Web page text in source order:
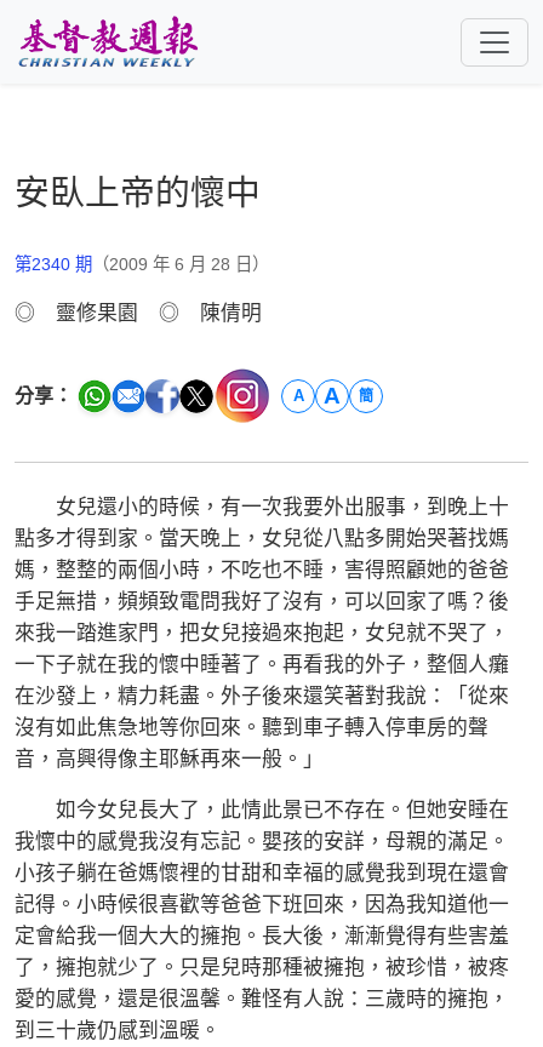
安臥上帝的懷中
第2340 期 （2009 年 6 月 28 日）
◎ 靈修果園 ◎ 陳倩明
分享： A A 簡
女兒還小的時候，有一次我要外出服事，到晚上十
點多才得到家。當天晚上，女兒從八點多開始哭著找媽
媽，整整的兩個小時，不吃也不睡，害得照顧她的爸爸
手足無措，頻頻致電問我好了沒有，可以回家了嗎？後
來我一踏進家門，把女兒接過來抱起，女兒就不哭了，
一下子就在我的懷中睡著了。再看我的外子，整個人癱
在沙發上，精力耗盡。外子後來還笑著對我說：「從來
沒有如此焦急地等你回來。聽到車子轉入停車房的聲
音，高興得像主耶穌再來一般。」
如今女兒長大了，此情此景已不存在。但她安睡在
我懷中的感覺我沒有忘記。嬰孩的安詳，母親的滿足。
小孩子躺在爸媽懷裡的甘甜和幸福的感覺我到現在還會
記得。小時候很喜歡等爸爸下班回來，因為我知道他一
定會給我一個大大的擁抱。長大後，漸漸覺得有些害羞
了，擁抱就少了。只是兒時那種被擁抱，被珍惜，被疼
愛的感覺，還是很溫馨。難怪有人說：三歲時的擁抱，
到三十歲仍感到溫暖。